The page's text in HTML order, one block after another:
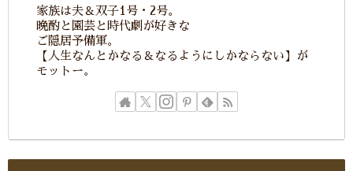
家族は夫＆双子1号・2号。
晩酌と園芸と時代劇が好きな
ご隠居予備軍。
【人生なんとかなる＆なるようにしかならない】が
モットー。